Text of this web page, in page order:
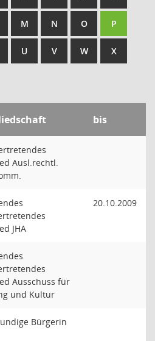
M N O P
U V W X
bis
Ausl.rechtl.
JHA
20.10.2009
Ausschuss für
und Kultur
Bürgerin